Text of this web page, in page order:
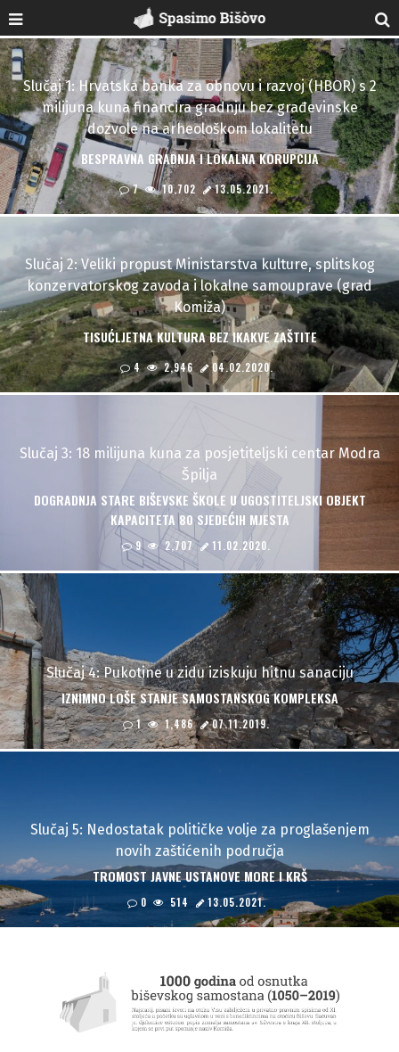
Slučaj 1: Hrvatska banka za obnovu i razvoj (HBOR) s 2
milijuna kuna financira gradnju bez građevinske
dozvole na arheološkom lokalitetu
BESPRAVNA GRADNJA I LOKALNA KORUPCIJA
7 10,702 13.05.2021.
Slučaj 2: Veliki propust Ministarstva kulture, splitskog
konzervatorskog zavoda i lokalne samouprave (grad
Komiža)
TISUĆLJETNA KULTURA BEZ IKAKVE ZAŠTITE
4 2,946 04.02.2020.
"
Slučaj 3: 18 milijuna kuna za posjetiteljski centar Modra
Špilja
DOGRADNJA STARE BIŠEVSKE ŠKOLE U UGOSTITELJSKI OBJEKT
KAPACITETA 80 SJEDEĆIH MJESTA
9 2,707 11.02.2020.
Slučaj 4: Pukotine u zidu iziskuju hitnu sanaciju
IZNIMNO LOŠE STANJE SAMOSTANSKOG KOMPLEKSA
1 1,486 07.11.2019.
Slučaj 5: Nedostatak političke volje za proglašenjem
novih zaštićenih područja
TROMOST JAVNE USTANOVE MORE I KRŠ
0 514 13.05.2021.